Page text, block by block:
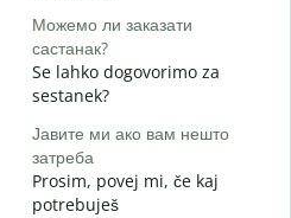
Можемо ли заказати
састанак?
Se lahko dogovorimo za
sestanek?
Јавите ми ако вам нешто
затреба
Prosim, povej mi, če kaj
potrebuješ